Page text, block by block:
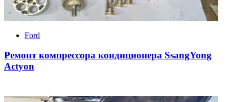
Ford
Ремонт компрессора кондиционера SsangYong
Actyon